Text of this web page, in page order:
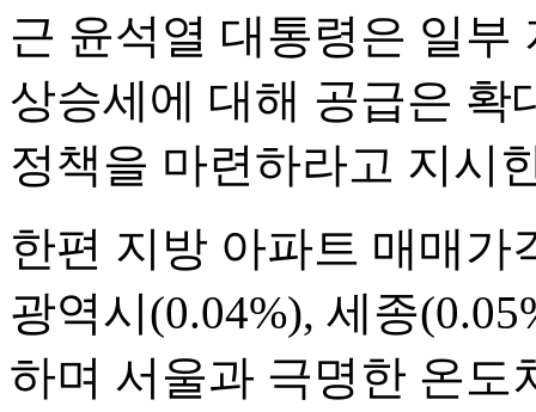
근 윤석열 대통령은 일부
상승세에 대해 공급은 확
정책을 마련하라고 지시
한편 지방 아파트 매매가
광역시(0.04%), 세종
하며 서울과 극명한 온도